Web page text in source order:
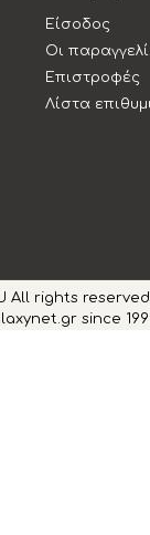
Είσοδος
Οι
Επιστροφές
Λίστα
All rights
since